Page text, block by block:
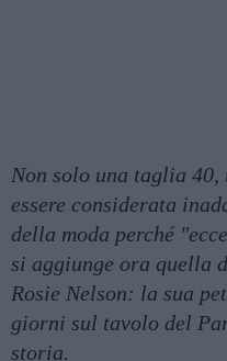
Non solo una taglia 40,
essere considerata
della moda perché
si aggiunge ora quella
Rosie Nelson: la sua
giorni sul tavolo del
storia.